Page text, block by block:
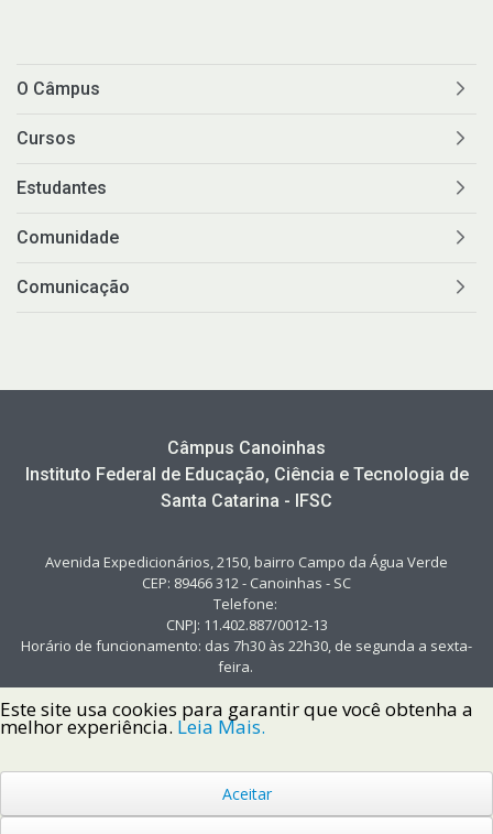
O Câmpus
Cursos
Estudantes
Comunidade
Comunicação
Câmpus Canoinhas
Instituto Federal de Educação, Ciência e Tecnologia de
Santa Catarina - IFSC
Avenida Expedicionários, 2150, bairro Campo da Água Verde
CEP: 89466 312 - Canoinhas - SC
Telefone:
CNPJ: 11.402.887/0012-13
Horário de funcionamento: das 7h30 às 22h30, de segunda a sexta-
feira.
Copyright © 2022 Instituto Federal de Santa Catarina IFSC
Todos os Direitos Reservados.
Este site usa cookies para garantir que você obtenha a
melhor experiência. Leia Mais.
Aceitar